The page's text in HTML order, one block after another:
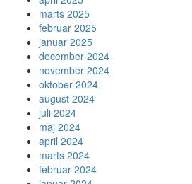
marts 2025
februar 2025
januar 2025
december 2024
november 2024
oktober 2024
august 2024
juli 2024
maj 2024
april 2024
marts 2024
februar 2024